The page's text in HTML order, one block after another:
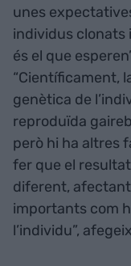
unes
individus clonats
és el que
“Científicament,
genètica de
reproduïda
però hi ha altres
fer que el
diferent,
importants com
l’individu”,